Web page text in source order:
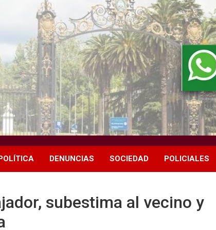
DENUNCIAS SOCIEDAD POLICIALES
subestima al vecino y